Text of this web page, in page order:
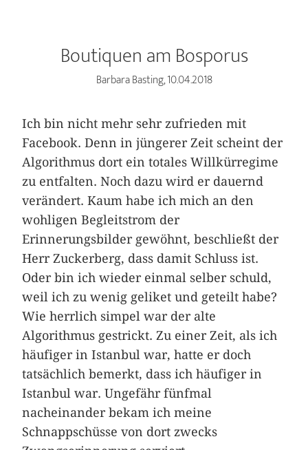
Boutiquen am Bosporus
Barbara Basting, 10.04.2018
Ich bin nicht mehr sehr zufrieden mit
Facebook. Denn in jüngerer Zeit scheint der
Algorithmus dort ein totales Willkürregime
zu entfalten. Noch dazu wird er dauernd
verändert. Kaum habe ich mich an den
wohligen Begleitstrom der
Erinnerungsbilder gewöhnt, beschließt der
Herr Zuckerberg, dass damit Schluss ist.
Oder bin ich wieder einmal selber schuld,
weil ich zu wenig geliket und geteilt habe?
Wie herrlich simpel war der alte
Algorithmus gestrickt. Zu einer Zeit, als ich
häufiger in Istanbul war, hatte er doch
tatsächlich bemerkt, dass ich häufiger in
Istanbul war. Ungefähr fünfmal
nacheinander bekam ich meine
Schnappschüsse von dort zwecks